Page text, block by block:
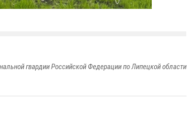
гвардии Российской Федерации по Липецкой области